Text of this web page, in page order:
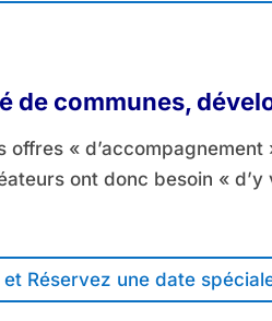
de communes,
«
ont donc besoin «
Réservez une date